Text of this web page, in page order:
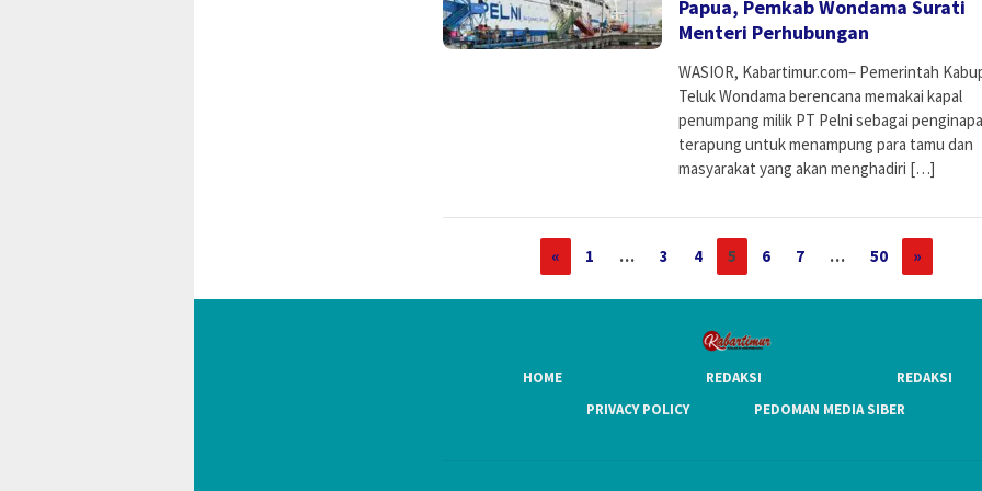
Papua, Pemkab Wondama Surati
Menteri Perhubungan
WASIOR, Kabartimur.com– Pemerintah
Teluk Wondama berencana memakai kapal
penumpang milik PT Pelni sebagai
terapung untuk menampung para tamu dan
masyarakat yang akan menghadiri […]
« 1 … 3 4 5 6 7 … 50 »
HOME REDAKSI
REDAKSI
PRIVACY POLICY
PEDOMAN MEDIA SIBER